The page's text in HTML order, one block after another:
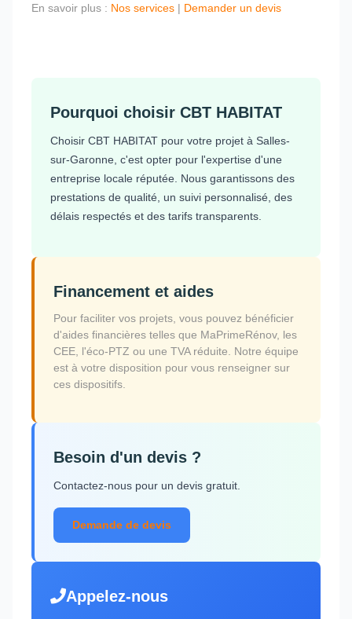
En savoir plus : Nos services | Demander un devis
Pourquoi choisir CBT HABITAT
Choisir CBT HABITAT pour votre projet à Salles-
sur-Garonne, c'est opter pour l'expertise d'une
entreprise locale réputée. Nous garantissons des
prestations de qualité, un suivi personnalisé, des
délais respectés et des tarifs transparents.
Financement et aides
Pour faciliter vos projets, vous pouvez bénéficier
d'aides financières telles que MaPrimeRénov, les
CEE, l'éco-PTZ ou une TVA réduite. Notre équipe
est à votre disposition pour vous renseigner sur
ces dispositifs.
Besoin d'un devis ?
Contactez-nous pour un devis gratuit.
Demande de devis
Appelez-nous